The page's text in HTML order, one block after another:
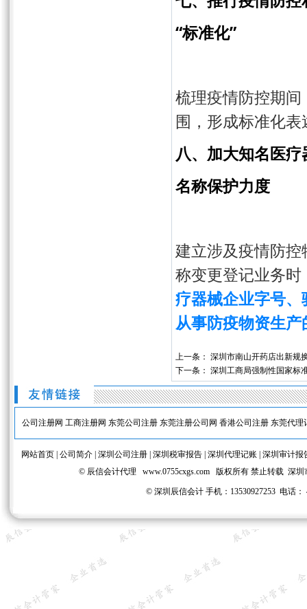
“标准化”
梳理疫情防控期
围，形成标准化
八、加大知名医
名称保护力度
建立涉及疫情防
称变更登记业务时
疗器械企业字号
从事防疫物资生
上一条： 深圳市南山开药店出新规
下一条： 深圳工商局强制性国家标
公司注册网 工商注册网 东莞公司注册 东莞注册公司网 香港公司注册 东莞代理
网站首页| 公司简介| 深圳公司注册| 深圳税审报告| 深圳代理记账| 深圳审计报
© 辰信会计代理 www.0755cxgs.com版权所有 禁止转载 深圳
© 深圳辰信会计 手机：13530927253 电话